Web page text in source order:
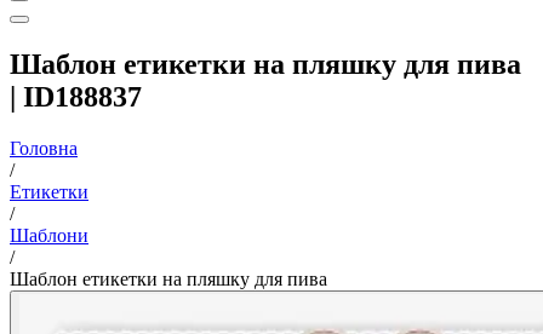
Шаблон етикетки на пляшку для пива
| ID188837
Головна
/
Етикетки
/
Шаблони
/
Шаблон етикетки на пляшку для пива